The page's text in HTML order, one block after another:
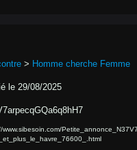
> Homme cherche Femme
le 29/08/2025
www.sibesoin.com/